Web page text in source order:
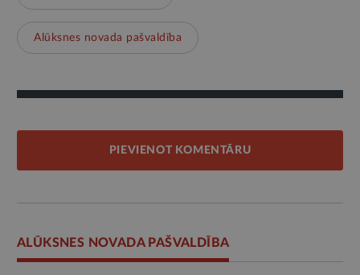
Alūksnes novada pašvaldība
PIEVIENOT KOMENTĀRU
ALŪKSNES NOVADA PAŠVALDĪBA